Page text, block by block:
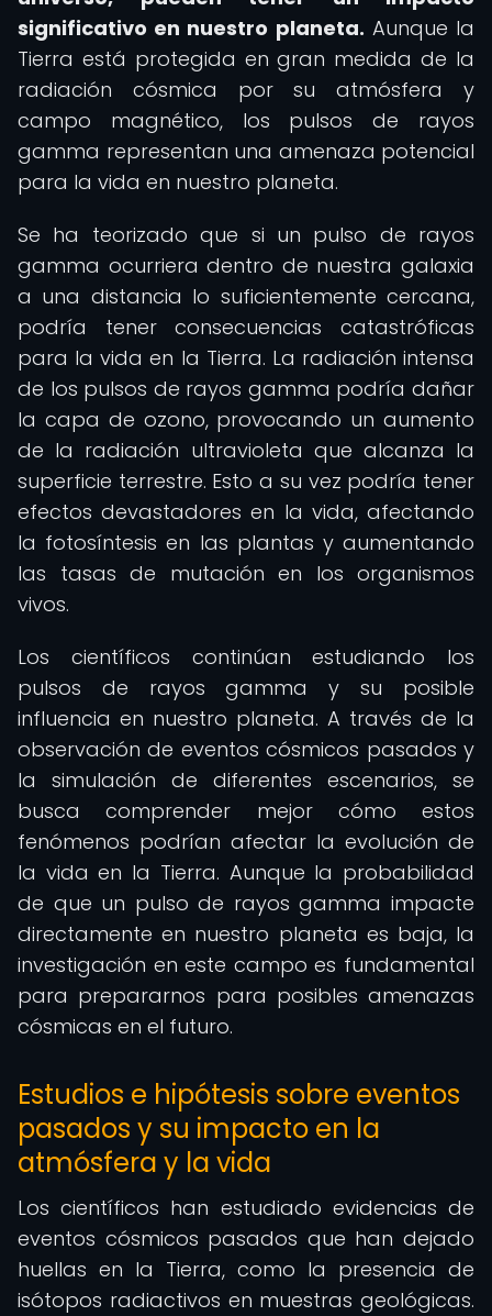
significativo en nuestro planeta. Aunque la
Tierra está protegida en gran medida de la
radiación cósmica por su atmósfera y
campo magnético, los pulsos de rayos
gamma representan una amenaza potencial
para la vida en nuestro planeta.
Se ha teorizado que si un pulso de rayos
gamma ocurriera dentro de nuestra galaxia
a una distancia lo suficientemente cercana,
podría tener consecuencias catastróficas
para la vida en la Tierra. La radiación intensa
de los pulsos de rayos gamma podría dañar
la capa de ozono, provocando un aumento
de la radiación ultravioleta que alcanza la
superficie terrestre. Esto a su vez podría tener
efectos devastadores en la vida, afectando
la fotosíntesis en las plantas y aumentando
las tasas de mutación en los organismos
vivos.
Los científicos continúan estudiando los
pulsos de rayos gamma y su posible
influencia en nuestro planeta. A través de la
observación de eventos cósmicos pasados y
la simulación de diferentes escenarios, se
busca comprender mejor cómo estos
fenómenos podrían afectar la evolución de
la vida en la Tierra. Aunque la probabilidad
de que un pulso de rayos gamma impacte
directamente en nuestro planeta es baja, la
investigación en este campo es fundamental
para prepararnos para posibles amenazas
cósmicas en el futuro.
Estudios e hipótesis sobre eventos
pasados y su impacto en la
atmósfera y la vida
Los científicos han estudiado evidencias de
eventos cósmicos pasados que han dejado
huellas en la Tierra, como la presencia de
isótopos radiactivos en muestras geológicas.